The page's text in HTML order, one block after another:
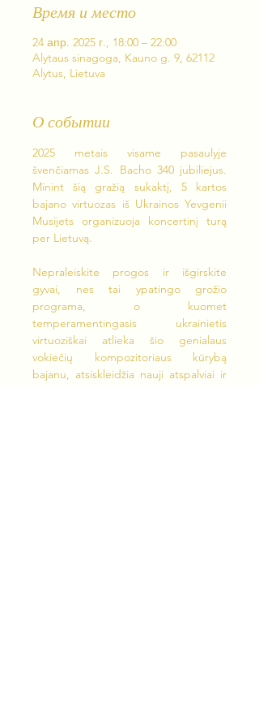
Время и место
24 апр. 2025 г., 18:00 – 22:00
Alytaus sinagoga, Kauno g. 9, 62112
Alytus, Lietuva
О событии
2025 metais visame pasaulyje
švenčiamas J.S. Bacho 340 jubiliejus.
Minint šią gražią sukaktį, 5 kartos
bajano virtuozas iš Ukrainos Yevgenii
Musijets organizuoja koncertinį turą
per Lietuvą.
Nepraleiskite progos ir išgirskite
gyvai, nes tai ypatingo grožio
programa, o kuomet
temperamentingasis ukrainietis
virtuoziškai atlieka šio genialaus
vokiečių kompozitoriaus kūrybą
bajanu, atsiskleidžia nauji atspalviai ir